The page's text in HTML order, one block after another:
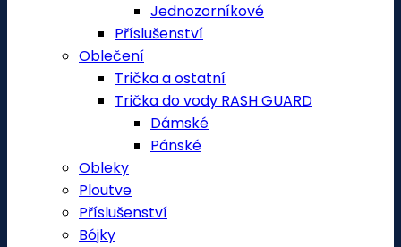
Jednozorníkové
Příslušenství
Oblečení
Trička a ostatní
Trička do vody RASH GUARD
Dámské
Pánské
Obleky
Ploutve
Příslušenství
Bójky